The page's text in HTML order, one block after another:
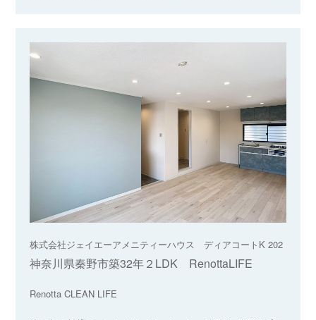
株式会社ジェイエーアメニティーハウス ディアコートK 202
神奈川県秦野市築32年２LDK RenottaLIFE
Renotta CLEAN LIFE